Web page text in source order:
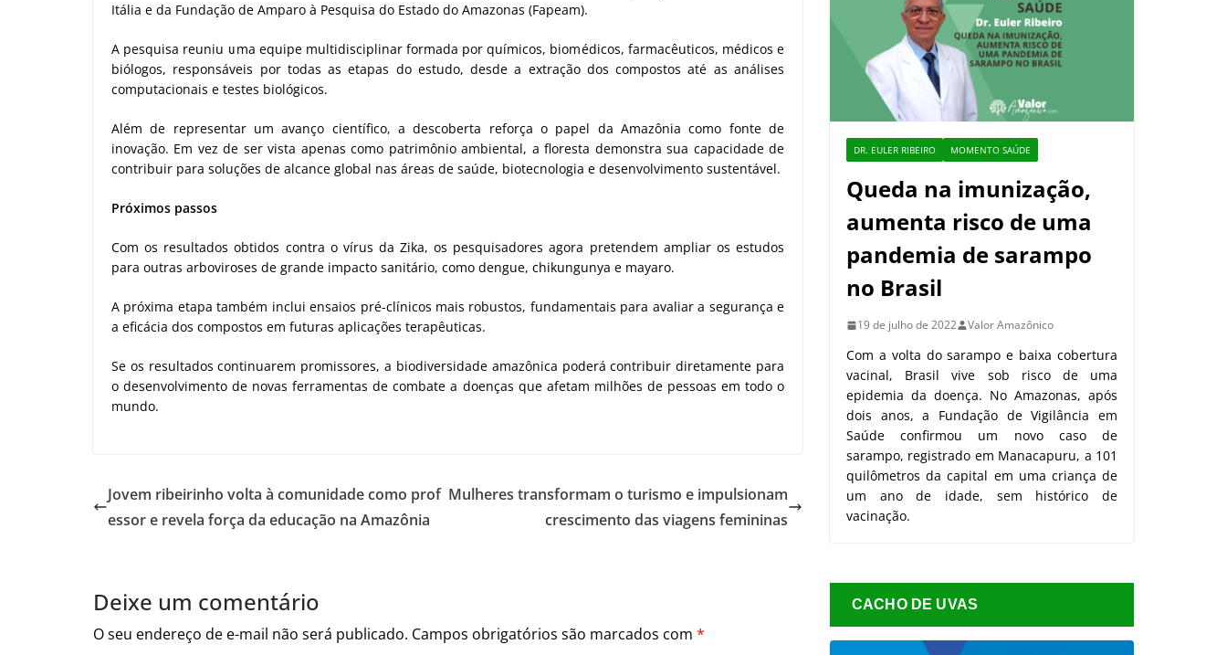
Itália e da Fundação de Amparo à Pesquisa do Estado do Amazonas (Fapeam).
A pesquisa reuniu uma equipe multidisciplinar formada por químicos, biomédicos, farmacêuticos, médicos e
biólogos, responsáveis por todas as etapas do estudo, desde a extração dos compostos até as análises
computacionais e testes biológicos.
Além de representar um avanço científico, a descoberta reforça o papel da Amazônia como fonte de
inovação. Em vez de ser vista apenas como patrimônio ambiental, a floresta demonstra sua capacidade de
contribuir para soluções de alcance global nas áreas de saúde, biotecnologia e desenvolvimento sustentável.
Próximos passos
Com os resultados obtidos contra o vírus da Zika, os pesquisadores agora pretendem ampliar os estudos
para outras arboviroses de grande impacto sanitário, como dengue, chikungunya e mayaro.
A próxima etapa também inclui ensaios pré-clínicos mais robustos, fundamentais para avaliar a segurança e
a eficácia dos compostos em futuras aplicações terapêuticas.
Se os resultados continuarem promissores, a biodiversidade amazônica poderá contribuir diretamente para
o desenvolvimento de novas ferramentas de combate a doenças que afetam milhões de pessoas em todo o
mundo.
Jovem ribeirinho volta à comunidade como prof
essor e revela força da educação na Amazônia
Mulheres transformam o turismo e impulsionam
crescimento das viagens femininas
Deixe um comentário
O seu endereço de e-mail não será publicado. Campos obrigatórios são marcados com *
DR. EULER RIBEIRO MOMENTO SAÚDE
Queda na imunização,
aumenta risco de uma
pandemia de sarampo
no Brasil
19 de julho de 2022 Valor Amazônico
Com a volta do sarampo e baixa cobertura
vacinal, Brasil vive sob risco de uma
epidemia da doença. No Amazonas, após
dois anos, a Fundação de Vigilância em
Saúde confirmou um novo caso de
sarampo, registrado em Manacapuru, a 101
quilômetros da capital em uma criança de
um ano de idade, sem histórico de
vacinação.
CACHO DE UVAS